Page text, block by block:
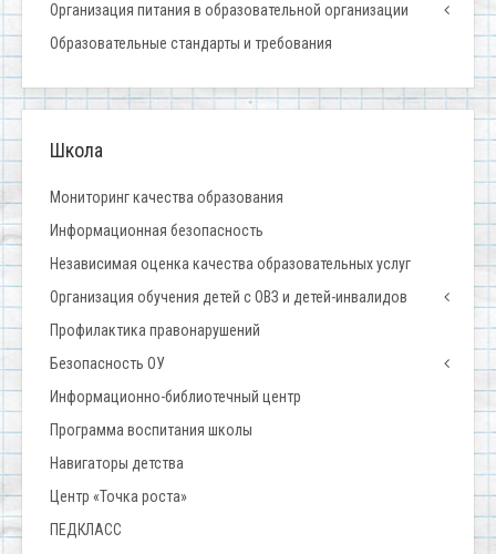
Организация питания в образовательной организации
Образовательные стандарты и требования
Школа
Мониторинг качества образования
Информационная безопасность
Независимая оценка качества образовательных услуг
Организация обучения детей с ОВЗ и детей-инвалидов
Профилактика правонарушений
Безопасность ОУ
Информационно-библиотечный центр
Программа воспитания школы
Навигаторы детства
Центр «Точка роста»
ПЕДКЛАСС